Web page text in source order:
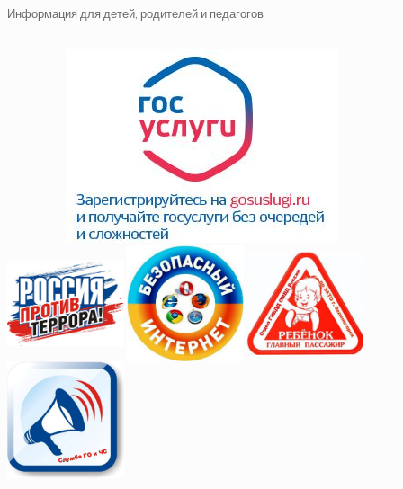
Информация для детей, родителей и педагогов